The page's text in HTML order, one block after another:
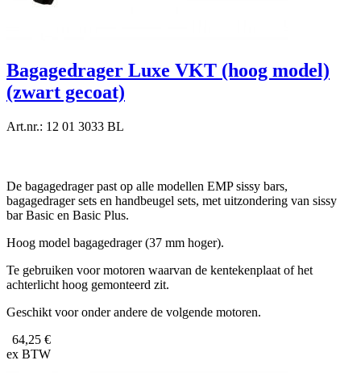
Bagagedrager Luxe VKT (hoog model)
(zwart gecoat)
Art.nr.: 12 01 3033 BL
De bagagedrager past op alle modellen EMP sissy bars,
bagagedrager sets en handbeugel sets, met uitzondering van sissy
bar Basic en Basic Plus.
Hoog model bagagedrager (37 mm hoger).
Te gebruiken voor motoren waarvan de kentekenplaat of het
achterlicht hoog gemonteerd zit.
Geschikt voor onder andere de volgende motoren.
64,25 €
ex BTW